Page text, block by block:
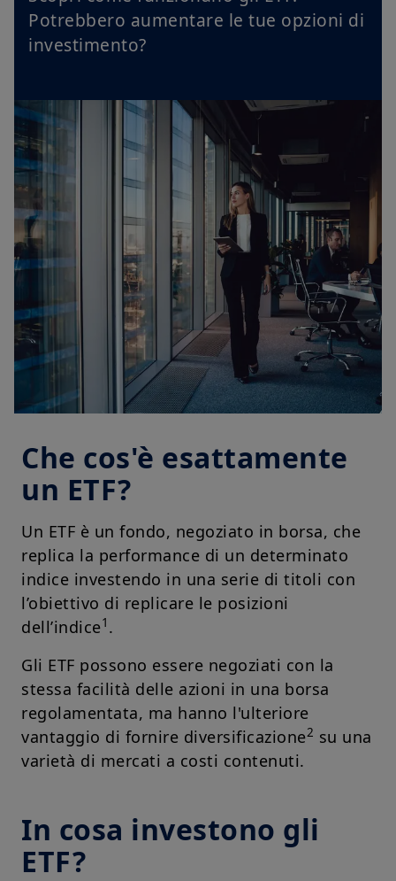
Potrebbero aumentare le tue opzioni di
investimento?
Che cos'è esattamente
un ETF?
Un ETF è un fondo, negoziato in borsa, che
replica la performance di un determinato
indice investendo in una serie di titoli con
l’obiettivo di replicare le posizioni
dell’indice1 .
Gli ETF possono essere negoziati con la
stessa facilità delle azioni in una borsa
regolamentata, ma hanno l'ulteriore
vantaggio di fornire diversificazione2 su una
varietà di mercati a costi contenuti.
In cosa investono gli
ETF?